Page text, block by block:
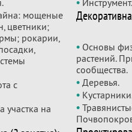
мощеные
цветники;
рокарии,
с
участка на
Инструмент.
• Основы
растений.
сообщества.
• Деревья.
•
•